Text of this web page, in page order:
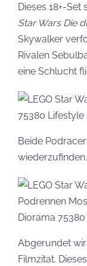
Dieses 18+-
Star Wars Die
Skywalker
Rivalen
eine Schlucht
Beide
wiederzufinden.
Abgerundet
Filmzitat.